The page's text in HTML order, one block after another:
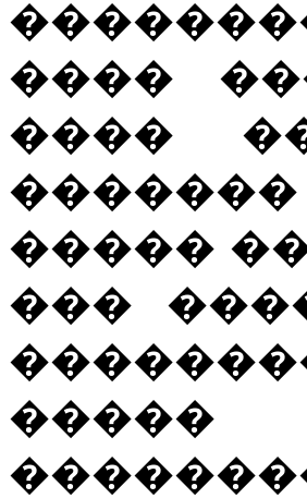
����
����
�������
����� ��
���
�����